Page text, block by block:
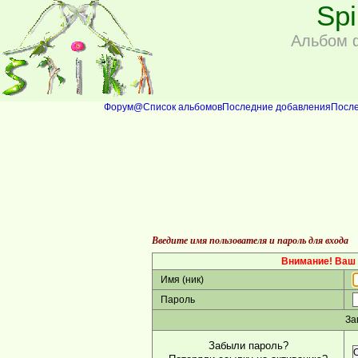
Альбом
Форум@Список альбомовПоследние добавления
Введите имя пользователя и пароль для входа
Внимание! Ваш
Имя (ник)
Пароль
Забыли пароль?